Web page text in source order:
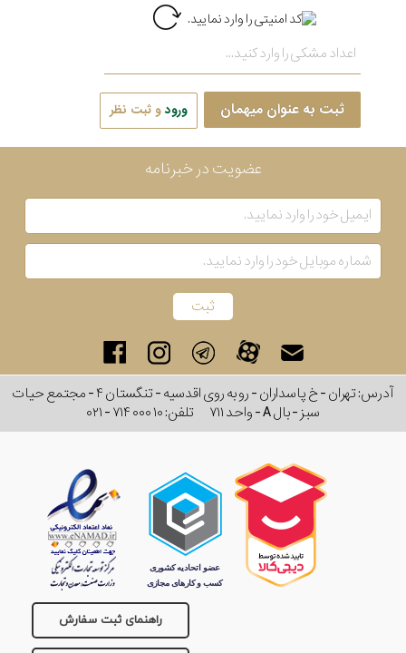
ثبت به عنوان میهمان ورودو ثبت نظر
عضویت در خبرنامه
آدرس: تهران - خ پاسداران - رو به روی اقدسیه - تنگستان ۴ - مجتمع حیات
سبز - بال A - واحد ۷۱۱
تلفن:۰۲۱ - ۷۱۴ ۰۰۰ ۱۰
راهنمای ثبت سفارش